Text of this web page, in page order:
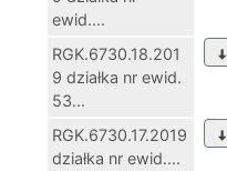
ewid....
RGK.6730.18.201
9 działka nr ewid.
53...
RGK.6730.17.2019
działka nr ewid....